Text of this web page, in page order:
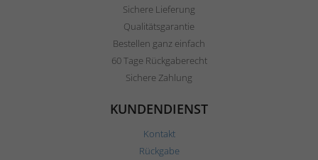
Sichere Lieferung
Qualitätsgarantie
Bestellen ganz einfach
60 Tage Rückgaberecht
Sichere Zahlung
KUNDENDIENST
Kontakt
Rückgabe